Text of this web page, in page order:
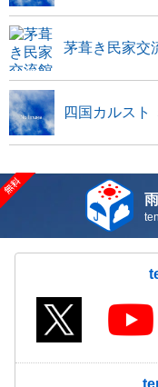
茅葺き民家交
四国カルスト